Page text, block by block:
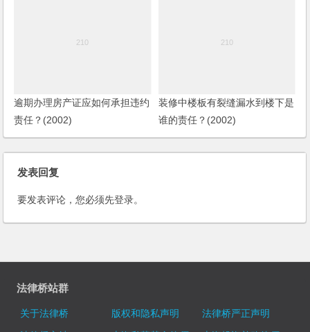
逾期办理房产证应如何承担违约
责任？(2002)
装修中楼板有裂缝漏水到楼下是
谁的责任？(2002)
发表回复
要发表评论，您必须先登录。
法律桥站群
关于法律桥 版权和隐私声明
法律桥严正声明